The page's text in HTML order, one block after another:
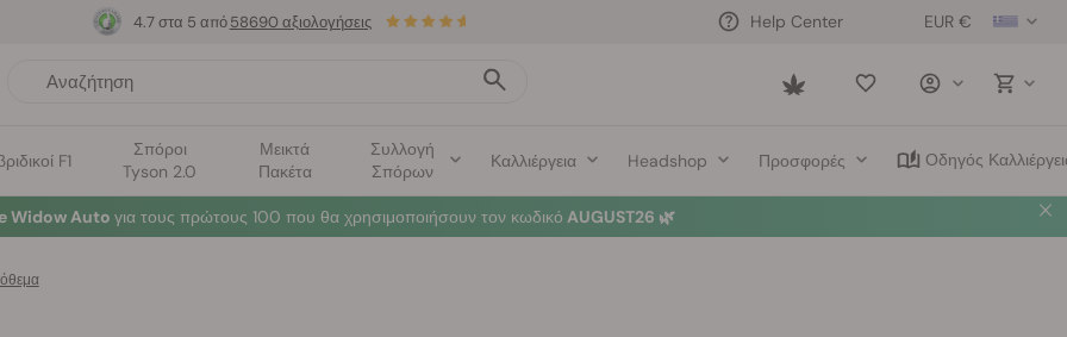
EUR €
Help Center
Saved
F1
Σπόροι
Tyson 2.0
Μεικτά
Πακέτα
Συλλογή
Σπόρων
Καλλιέργεια Headshop Προσφορές Οδηγός
4.7 στα 5 από 58690 αξιολογήσεις
Widow Auto για τους πρώτους 100 που θα χρησιμοποιήσουν τον κωδικό AUGUST26 🌿